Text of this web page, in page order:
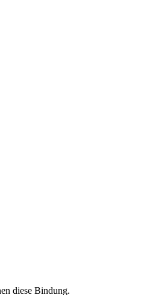
diese Bindung.